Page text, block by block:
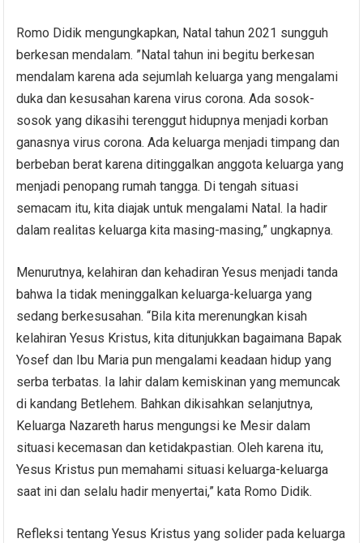
Romo Didik mengungkapkan, Natal tahun 2021 sungguh
berkesan mendalam. ”Natal tahun ini begitu berkesan
mendalam karena ada sejumlah keluarga yang mengalami
duka dan kesusahan karena virus corona. Ada sosok-
sosok yang dikasihi terenggut hidupnya menjadi korban
ganasnya virus corona. Ada keluarga menjadi timpang dan
berbeban berat karena ditinggalkan anggota keluarga yang
menjadi penopang rumah tangga. Di tengah situasi
semacam itu, kita diajak untuk mengalami Natal. Ia hadir
dalam realitas keluarga kita masing-masing,” ungkapnya.
Menurutnya, kelahiran dan kehadiran Yesus menjadi tanda
bahwa Ia tidak meninggalkan keluarga-keluarga yang
sedang berkesusahan. “Bila kita merenungkan kisah
kelahiran Yesus Kristus, kita ditunjukkan bagaimana Bapak
Yosef dan Ibu Maria pun mengalami keadaan hidup yang
serba terbatas. Ia lahir dalam kemiskinan yang memuncak
di kandang Betlehem. Bahkan dikisahkan selanjutnya,
Keluarga Nazareth harus mengungsi ke Mesir dalam
situasi kecemasan dan ketidakpastian. Oleh karena itu,
Yesus Kristus pun memahami situasi keluarga-keluarga
saat ini dan selalu hadir menyertai,” kata Romo Didik.
Refleksi tentang Yesus Kristus yang solider pada keluarga